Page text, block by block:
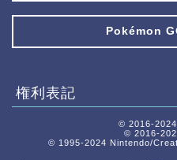
Pokémon
権利表記
© 2016-
© 2016-
© 1995-2024 Nintendo/